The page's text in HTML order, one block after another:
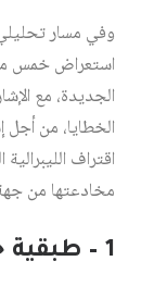
وفي مسار
استعراض خمس من
الجديدة، مع
الخطايا، من
اقتراف
مخادعتها من
1 – طبقية جائرة